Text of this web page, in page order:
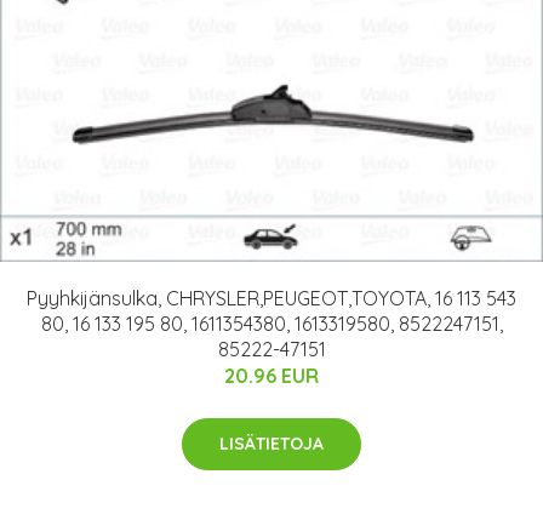
Pyyhkijänsulka, CHRYSLER,PEUGEOT,TOYOTA, 16 113 543
80, 16 133 195 80, 1611354380, 1613319580, 8522247151,
85222-47151
20.96 EUR
LISÄTIETOJA